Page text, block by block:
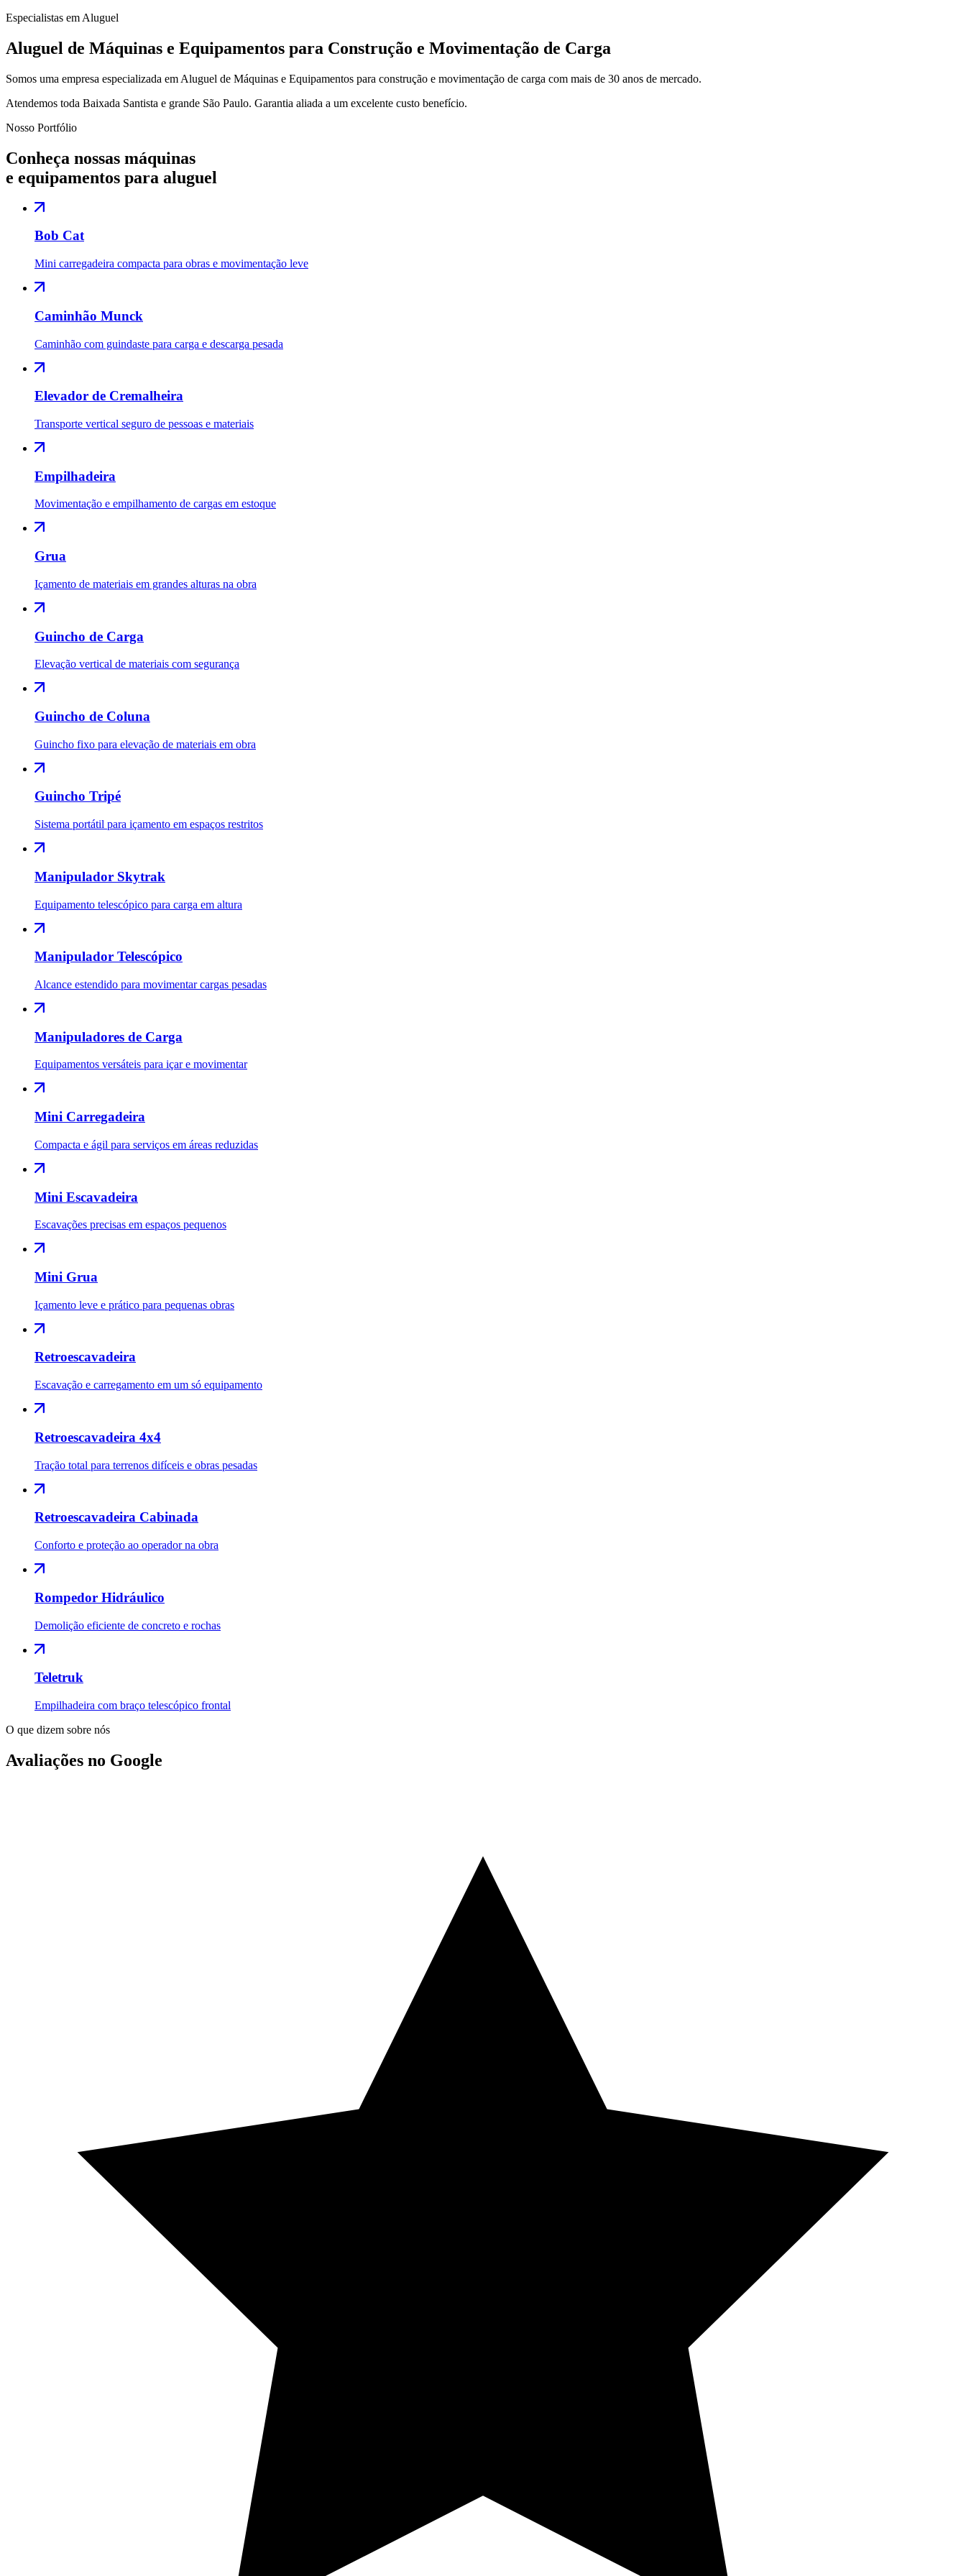
Especialistas em Aluguel
Aluguel de Máquinas e Equipamentos para Construção e Movimentação de Carga
Somos uma empresa especializada em Aluguel de Máquinas e Equipamentos para construção e movimentação de carga com mais de 30 anos de mercado.
Atendemos toda Baixada Santista e grande São Paulo. Garantia aliada a um excelente custo benefício.
Nosso Portfólio
Conheça nossas máquinas
e equipamentos para aluguel
Bob Cat
Mini carregadeira compacta para obras e movimentação leve
Caminhão Munck
Caminhão com guindaste para carga e descarga pesada
Elevador de Cremalheira
Transporte vertical seguro de pessoas e materiais
Empilhadeira
Movimentação e empilhamento de cargas em estoque
Grua
Içamento de materiais em grandes alturas na obra
Guincho de Carga
Elevação vertical de materiais com segurança
Guincho de Coluna
Guincho fixo para elevação de materiais em obra
Guincho Tripé
Sistema portátil para içamento em espaços restritos
Manipulador Skytrak
Equipamento telescópico para carga em altura
Manipulador Telescópico
Alcance estendido para movimentar cargas pesadas
Manipuladores de Carga
Equipamentos versáteis para içar e movimentar
Mini Carregadeira
Compacta e ágil para serviços em áreas reduzidas
Mini Escavadeira
Escavações precisas em espaços pequenos
Mini Grua
Içamento leve e prático para pequenas obras
Retroescavadeira
Escavação e carregamento em um só equipamento
Retroescavadeira 4x4
Tração total para terrenos difíceis e obras pesadas
Retroescavadeira Cabinada
Conforto e proteção ao operador na obra
Rompedor Hidráulico
Demolição eficiente de concreto e rochas
Teletruk
Empilhadeira com braço telescópico frontal
O que dizem sobre nós
Avaliações no Google